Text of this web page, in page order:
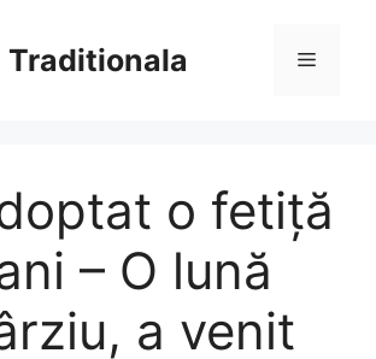
Traditionala Meniu
o fetiță
– O lună
a venit